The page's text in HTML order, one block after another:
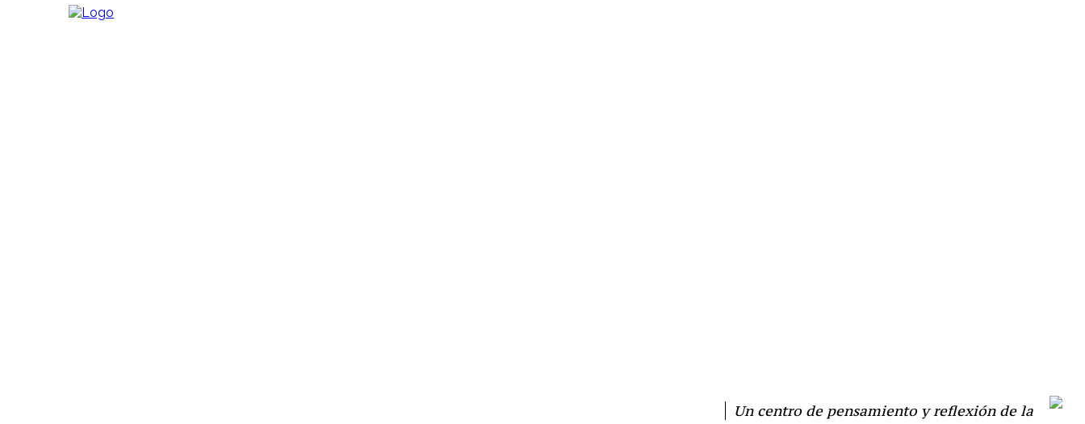
Un centro de pensamiento y reflexión de la